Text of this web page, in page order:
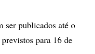
ser publicados até o
para 16 de